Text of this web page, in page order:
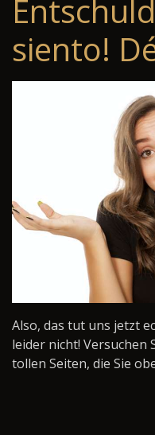
siento!
Also, das tut uns jetzt
leider nicht! Versuchen
tollen Seiten, die Sie